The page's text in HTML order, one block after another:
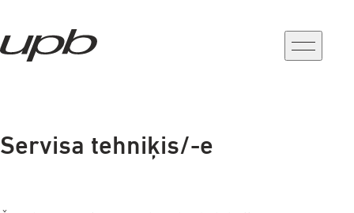
Servisa tehniķis/-e